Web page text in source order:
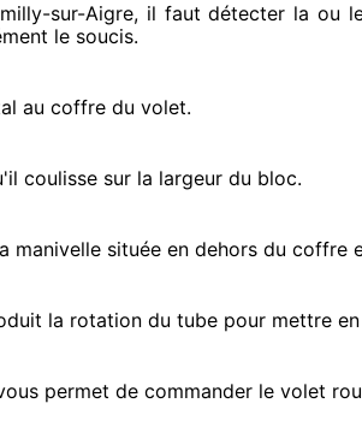
sur-Aigre, il faut détecter la ou
le soucis.
au coffre du volet.
coulisse sur la largeur du bloc.
manivelle située en dehors du coffre
la rotation du tube pour mettre
permet de commander le volet